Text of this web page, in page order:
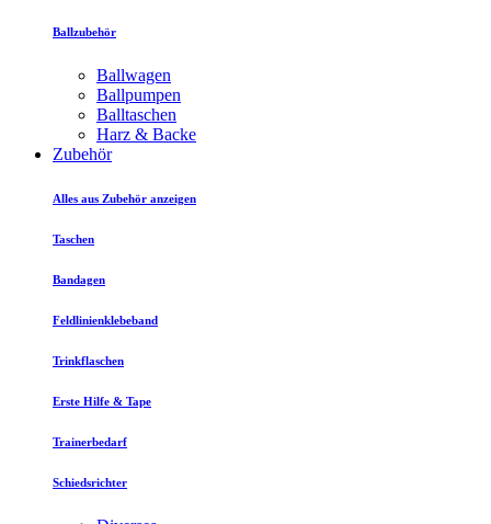
Ballzubehör
Ballwagen
Ballpumpen
Balltaschen
Harz & Backe
Zubehör
Alles aus Zubehör anzeigen
Taschen
Bandagen
Feldlinienklebeband
Trinkflaschen
Erste Hilfe & Tape
Trainerbedarf
Schiedsrichter